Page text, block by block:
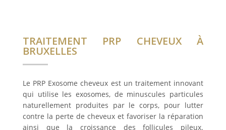
TRAITEMENT PRP CHEVEUX À
BRUXELLES
Le PRP Exosome cheveux est un traitement innovant
qui utilise les exosomes, de minuscules particules
naturellement produites par le corps, pour lutter
contre la perte de cheveux et favoriser la réparation
ainsi que la croissance des follicules pileux.